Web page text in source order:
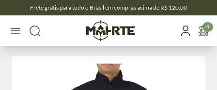
Frete grátis para todo o Brasil em compras acima de R$ 120,00
0